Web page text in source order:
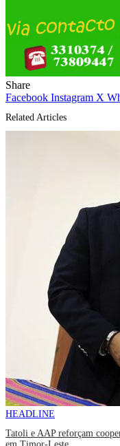
Share
Facebook Instagram X
Related Articles
HEADLINE
Tatoli e AAP reforçam